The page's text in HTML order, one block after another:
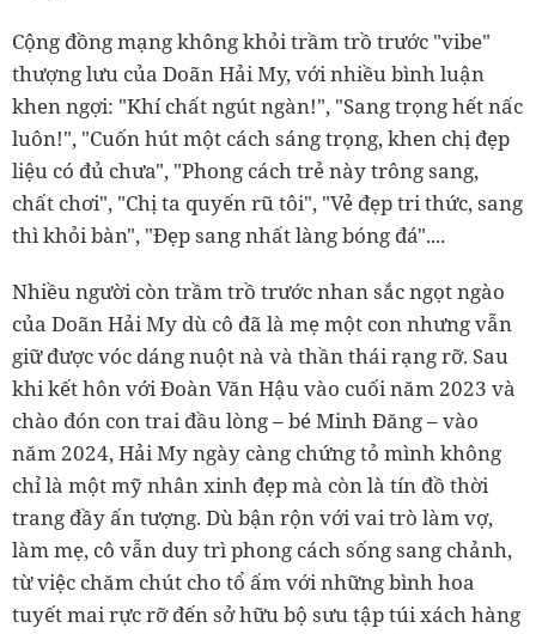
Cộng đồng mạng không khỏi trầm trồ trước "vibe"
thượng lưu của Doãn Hải My, với nhiều bình luận
khen ngợi: "Khí chất ngút ngàn!", "Sang trọng hết nấc
luôn!", "Cuốn hút một cách sáng trọng, khen chị đẹp
liệu có đủ chưa", "Phong cách trẻ này trông sang,
chất chơi", "Chị ta quyến rũ tôi", "Vẻ đẹp tri thức, sang
thì khỏi bàn", "Đẹp sang nhất làng bóng đá"....
Nhiều người còn trầm trồ trước nhan sắc ngọt ngào
của Doãn Hải My dù cô đã là mẹ một con nhưng vẫn
giữ được vóc dáng nuột nà và thần thái rạng rỡ. Sau
khi kết hôn với Đoàn Văn Hậu vào cuối năm 2023 và
chào đón con trai đầu lòng – bé Minh Đăng – vào
năm 2024, Hải My ngày càng chứng tỏ mình không
chỉ là một mỹ nhân xinh đẹp mà còn là tín đồ thời
trang đầy ấn tượng. Dù bận rộn với vai trò làm vợ,
làm mẹ, cô vẫn duy trì phong cách sống sang chảnh,
từ việc chăm chút cho tổ ấm với những bình hoa
tuyết mai rực rỡ đến sở hữu bộ sưu tập túi xách hàng